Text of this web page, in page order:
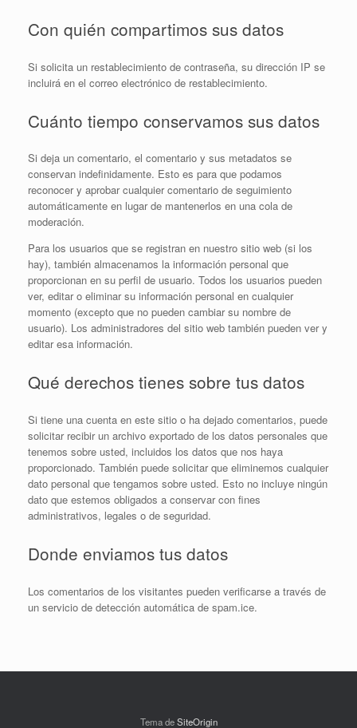
Con quién compartimos sus datos
Si solicita un restablecimiento de contraseña, su dirección IP se
incluirá en el correo electrónico de restablecimiento.
Cuánto tiempo conservamos sus datos
Si deja un comentario, el comentario y sus metadatos se
conservan indefinidamente. Esto es para que podamos
reconocer y aprobar cualquier comentario de seguimiento
automáticamente en lugar de mantenerlos en una cola de
moderación.
Para los usuarios que se registran en nuestro sitio web (si los
hay), también almacenamos la información personal que
proporcionan en su perfil de usuario. Todos los usuarios pueden
ver, editar o eliminar su información personal en cualquier
momento (excepto que no pueden cambiar su nombre de
usuario). Los administradores del sitio web también pueden ver y
editar esa información.
Qué derechos tienes sobre tus datos
Si tiene una cuenta en este sitio o ha dejado comentarios, puede
solicitar recibir un archivo exportado de los datos personales que
tenemos sobre usted, incluidos los datos que nos haya
proporcionado. También puede solicitar que eliminemos cualquier
dato personal que tengamos sobre usted. Esto no incluye ningún
dato que estemos obligados a conservar con fines
administrativos, legales o de seguridad.
Donde enviamos tus datos
Los comentarios de los visitantes pueden verificarse a través de
un servicio de detección automática de spam.ice.
Tema deSiteOrigin